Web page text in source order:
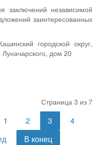
заключений независимой
заинтересованных
городской округ,
дом 20
Страница 3 из 7
1 2 3
4
В конец